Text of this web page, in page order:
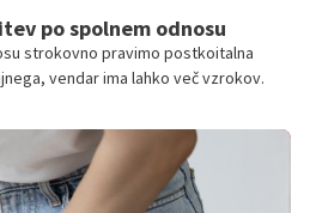
po spolnem odnosu
strokovno pravimo postkoitalna
vendar ima lahko več vzrokov.